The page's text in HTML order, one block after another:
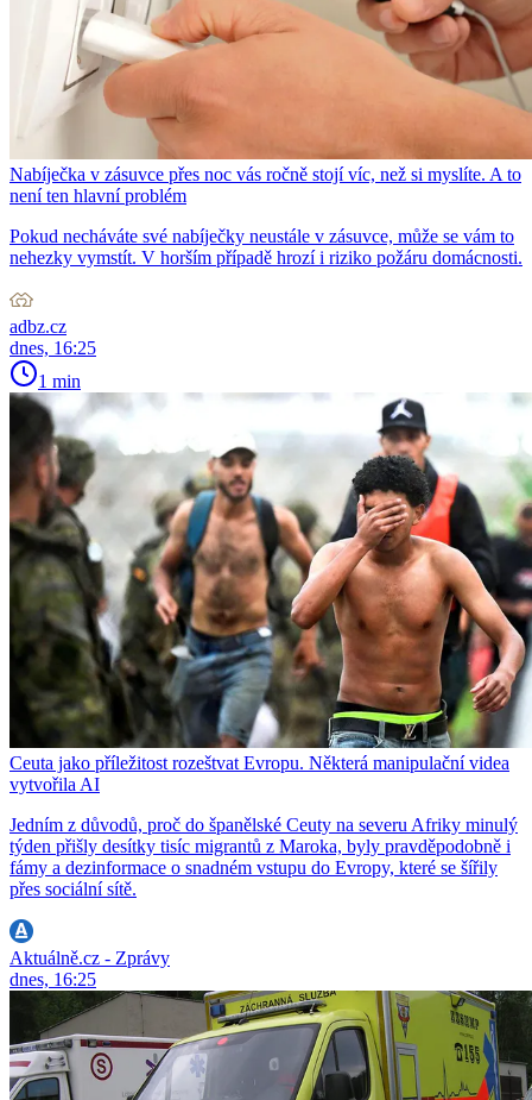
Nabíječka v zásuvce přes noc vás ročně stojí víc, než si myslíte. A to
není ten hlavní problém
Pokud necháváte své nabíječky neustále v zásuvce, může se vám to
nehezky vymstít. V horším případě hrozí i riziko požáru domácnosti.
adbz.cz
dnes, 16:25
1 min
Ceuta jako příležitost rozeštvat Evropu. Některá manipulační videa
vytvořila AI
Jedním z důvodů, proč do španělské Ceuty na severu Afriky minulý
týden přišly desítky tisíc migrantů z Maroka, byly pravděpodobně i
fámy a dezinformace o snadném vstupu do Evropy, které se šířily
přes sociální sítě.
Aktuálně.cz - Zprávy
dnes, 16:25